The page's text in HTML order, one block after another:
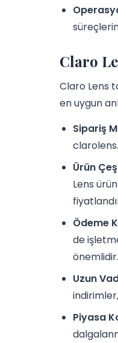
Claro
Claro Lens
en uygun
Sipariş
Ürün
Lens
Ödeme
de
önemlidir.
Uzun
Piyasa